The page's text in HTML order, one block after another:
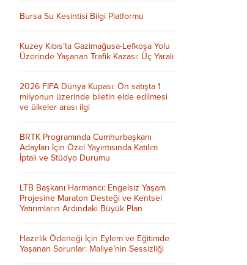
Bursa Su Kesintisi Bilgi Platformu
Kuzey Kıbıs’ta Gazimağusa-Lefkoşa Yolu
Üzerinde Yaşanan Trafik Kazası: Üç Yaralı
2026 FIFA Dünya Kupası: Ön satışta 1
milyonun üzerinde biletin elde edilmesi
ve ülkeler arası ilgi
BRTK Programında Cumhurbaşkanı
Adayları İçin Özel Yayıntısında Katılım
İptali ve Stüdyo Durumu
LTB Başkanı Harmancı: Engelsiz Yaşam
Projesine Maraton Desteği ve Kentsel
Yatırımların Ardındaki Büyük Plan
Hazırlık Ödeneği İçin Eylem ve Eğitimde
Yaşanan Sorunlar: Maliye’nin Sessizliği